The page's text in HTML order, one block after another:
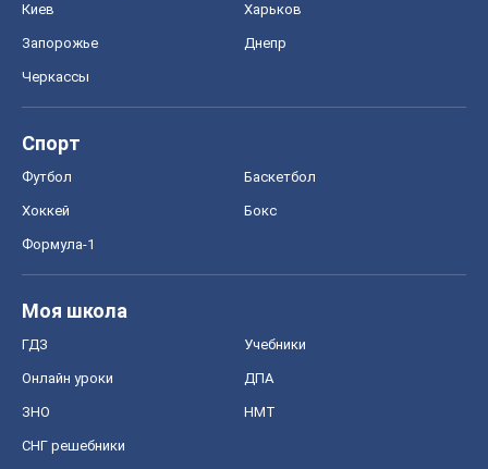
Киев Харьков
Запорожье Днепр
Черкассы
Спорт
Футбол Баскетбол
Хоккей Бокс
Формула-1
Моя школа
ГДЗ Учебники
Онлайн уроки ДПА
ЗНО НМТ
СНГ решебники